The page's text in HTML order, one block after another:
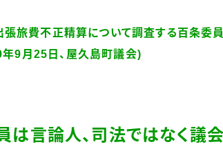
旅費不正精算について調査する百条委
9月25日、屋久島町議会)
は言論人、司法ではなく議